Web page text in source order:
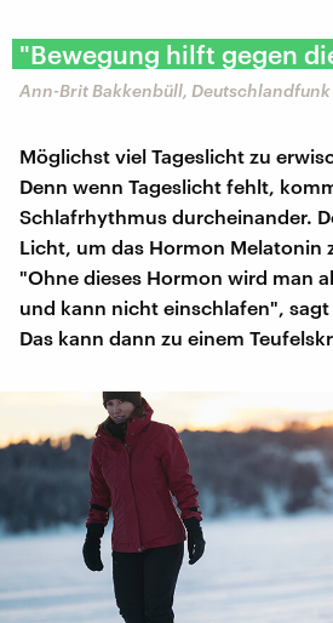
"Bewegung hilft gegen
Ann-Brit Bakkenbüll, Deutschlandfunk
Möglichst viel Tageslicht zu
Denn wenn Tageslicht fehlt,
Schlafrhythmus durcheinander.
Licht, um das Hormon Melatonin
"Ohne dieses Hormon wird man
und kann nicht einschlafen",
Das kann dann zu einem